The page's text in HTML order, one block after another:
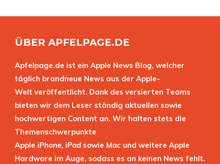
ÜBER APFELPAGE.DE
Apfelpage.de ist ein Apple News Blog, welcher
täglich brandneue News aus der Apple-
Welt veröffentlicht. Dank des versierten Teams
bieten wir dem Leser ständig aktuellen sowie
hochwertigen Content an. Wir halten stets die
Themenschwerpunkte
Apple iPhone, iPad sowie Mac und weitere Apple
Hardware im Auge, sodass es an keinen News fehlt.